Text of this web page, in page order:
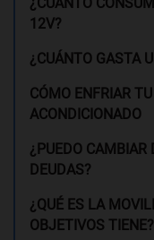
12V?
¿CUÁNTO GASTA
CÓMO ENFRIAR
ACONDICIONADO
¿PUEDO CAMBIAR
DEUDAS?
¿QUÉ ES LA
OBJETIVOS TIENE?